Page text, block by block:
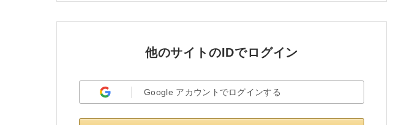
他のサイトのIDでログイン
Google アカウント でログインする